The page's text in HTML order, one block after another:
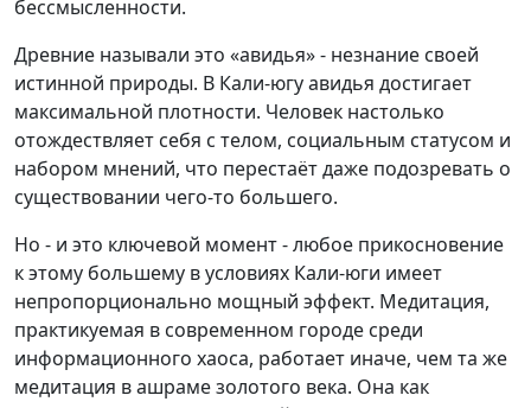
бессмысленности.
Древние называли это «авидья» - незнание своей
истинной природы. В Кали-югу авидья достигает
максимальной плотности. Человек настолько
отождествляет себя с телом, социальным статусом и
набором мнений, что перестаёт даже подозревать о
существовании чего-то большего.
Но - и это ключевой момент - любое прикосновение
к этому большему в условиях Кали-юги имеет
непропорционально мощный эффект. Медитация,
практикуемая в современном городе среди
информационного хаоса, работает иначе, чем та же
медитация в ашраме золотого века. Она как